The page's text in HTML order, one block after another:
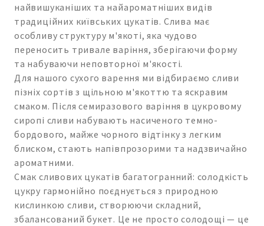
найвишуканіших та найароматніших видів
традиційних київських цукатів. Слива має
особливу структуру м'якоті, яка чудово
переносить тривале варіння, зберігаючи форму
та набуваючи неповторної м'якості.
Для нашого сухого варення ми відбираємо сливи
пізніх сортів з щільною м'якоттю та яскравим
смаком. Після семиразового варіння в цукровому
сиропі сливи набувають насиченого темно-
бордового, майже чорного відтінку з легким
блиском, стають напівпрозорими та надзвичайно
ароматними.
Смак сливових цукатів багатогранний: солодкість
цукру гармонійно поєднується з природною
кислинкою сливи, створюючи складний,
збалансований букет. Це не просто солодощі — це